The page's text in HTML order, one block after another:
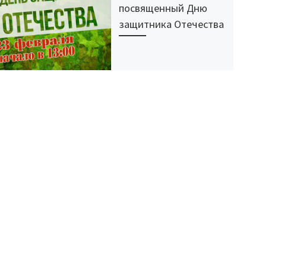
посвященный Дню
защитника Отечества